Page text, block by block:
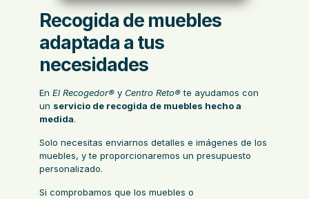
Recogida de muebles
adaptada a tus
necesidades
En El Recogedor®y Centro Reto®te ayudamos con
un servicio de recogida de muebles hecho a
medida.
Solo necesitas enviarnos detalles e imágenes de los
muebles, y te proporcionaremos un presupuesto
personalizado.
Si comprobamos que los muebles o